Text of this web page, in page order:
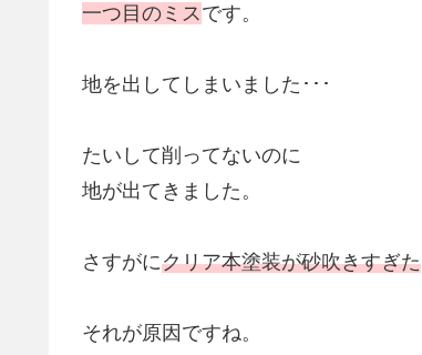
一つ目のミス です。
地を出してしまいました･･･
たいして削ってないのに
地が出てきました。
さすがにクリア本塗装が砂吹きすぎた
それが原因ですね。